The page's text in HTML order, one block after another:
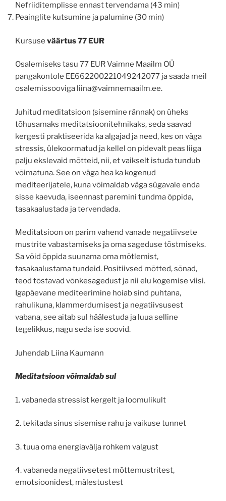
Nefriiditemplisse ennast tervendama (43 min)
Peainglite kutsumine ja palumine (30 min)
Kursuse väärtus 77 EUR
Osalemiseks tasu 77 EUR Vaimne Maailm OÜ
pangakontole EE662200221049242077 ja saada meil
osalemissooviga liina@vaimnemaailm.ee.
Juhitud meditatsioon (sisemine rännak) on üheks
tõhusamaks meditatsioonitehnikaks, seda saavad
kergesti praktiseerida ka algajad ja need, kes on väga
stressis, ülekoormatud ja kellel on pidevalt peas liiga
palju ekslevaid mõtteid, nii, et vaikselt istuda tundub
võimatuna. See on väga hea ka kogenud
mediteerijatele, kuna võimaldab väga sügavale enda
sisse kaevuda, iseennast paremini tundma õppida,
tasakaalustada ja tervendada.
Meditatsioon on parim vahend vanade negatiivsete
mustrite vabastamiseks ja oma sageduse tõstmiseks.
Sa võid õppida suunama oma mõtlemist,
tasakaalustama tundeid. Positiivsed mõtted, sõnad,
teod tõstavad võnkesagedust ja nii elu kogemise viisi.
Igapäevane mediteerimine hoiab sind puhtana,
rahulikuna, klammerdumisest ja negatiivsusest
vabana, see aitab sul häälestuda ja luua selline
tegelikkus, nagu seda ise soovid.
Juhendab Liina Kaumann
Meditatsioon võimaldab sul
1. vabaneda stressist kergelt ja loomulikult
2. tekitada sinus sisemise rahu ja vaikuse tunnet
3. tuua oma energiavälja rohkem valgust
4. vabaneda negatiivsetest mõttemustritest,
emotsioonidest, mälestustest